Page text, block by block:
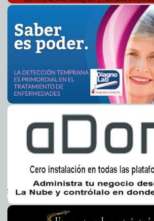
Claudia Sofía Gómez Infante
Sigue en marcha el Festival de
Carmen Alicia Briceño Sánchez
2016-05-25 08:34:04 Fernando del Solar vive el presente
Borges
2016-05-25 08:31:12 Decepciona gobierno interino de
2016-05-25 08:28:55 Mayweather y McGregor se
septiembre Carmen Alicia Briceño Sánchez
2016-05-25 08:26:11 Top Gear regresa a la televisión
2016-05-25 08:20:39 John Carpenter regresa a
2016-05-25 08:18:46 Liberan a involucrados en
Gómez Infante
2016-05-25 08:12:06 Spotify baja sus preciosClaudia Sofía
Microsoft reestructura su línea de
Armando León Borges
2016-05-25 08:01:04 Grecia obtuvo nuevo préstamo
2016-05-25 07:57:23 ¿Quieres dejar de morderte las